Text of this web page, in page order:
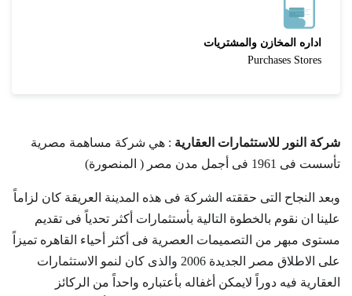
اداره المخازن والمشتريات
Purchases Stores
شركة النور للاستثمارات العقارية : هي شركة مساهمة مصرية
تأسست فى 1961 فى أجمل مدن مصر ( المنصورة)
وبعد النجاح التى حققته الشركة فى هذه المدينة العريقة كان لزاماً
علينا ان نقوم بالخطوة التالية بأستثمارات أكثر تحدياً فى تقديم
مستوى مبهر من التصميمات العصرية فى أكثر أحياء القاهره تميزاً
على الاطلاق مصر الجديدة 2006 والذى كان لنمو الاستثمارات
العقارية فيه دوراً لايمكن أغفاله بأعتباره واحداً من الركائز